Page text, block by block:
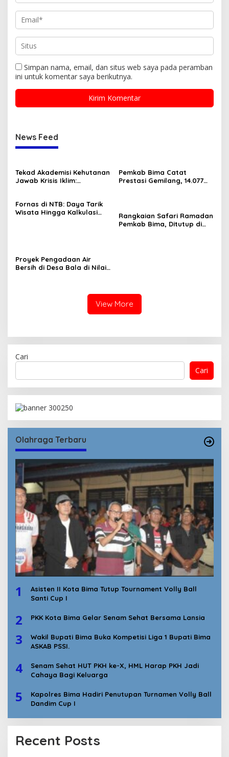
Simpan nama, email, dan situs web saya pada peramban
ini untuk komentar saya berikutnya.
News Feed
Tekad Akademisi Kehutanan
Jawab Krisis Iklim:
Konkret untuk FOLU Net
Sink 2030
Pemkab Bima Catat
Prestasi Gemilang, 14.077
Fornas di NTB: Daya Tarik
Wisata Hingga Kalkulasi
Rangkaian Safari Ramadan
Pemkab Bima, Ditutup di
Proyek Pengadaan Air
Bersih di Desa Bala di Nilai
View More
Cari
Cari
Olahraga Terbaru
1
Asisten II Kota Bima Tutup Tournament Volly Ball
Santi Cup I
2 PKK Kota Bima Gelar Senam Sehat Bersama Lansia
3
Wakil Bupati Bima Buka Kompetisi Liga 1 Bupati Bima
ASKAB PSSI.
4
Senam Sehat HUT PKH ke-X, HML Harap PKH Jadi
Cahaya Bagi Keluarga
5
Kapolres Bima Hadiri Penutupan Turnamen Volly Ball
Dandim Cup I
Recent Posts